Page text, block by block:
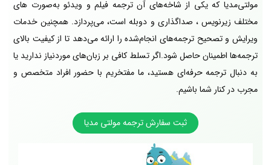
مولتی‌مدیا که یکی از شاخه‌های آن ترجمه فیلم و ویدئو به‌صورت های
مختلف زیرنویس ، صداگذاری و دوبله است، می‌پردازد. همچنین خدمات
ویرایش و تصحیح ترجمه‌های انجام‌شده را ارائه می‌دهد تا از کیفیت بالای
ترجمه‌ها اطمینان حاصل شود.اگر تسلط کافی بر زبان‌های موردنیاز ندارید یا
به دنبال ترجمه حرفه‌ای هستید، ما مفتخریم با حضور افراد متخصص و
مجرب در کنار شما باشیم.
ثبت سفارش ترجمه مولتی مدیا